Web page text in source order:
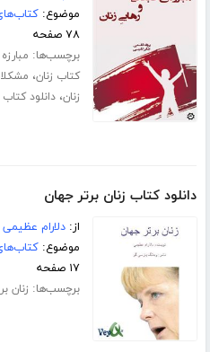
موضوع:
۷۸ صفحه
برچسب‌ها:
کتاب زنان،
زنان،دانلود کتاب
دانلود کتاب زنان برتر جهان
از:دلارام عظیمی
موضوع:
۱۷ صفحه
برچسب‌ها: زنان